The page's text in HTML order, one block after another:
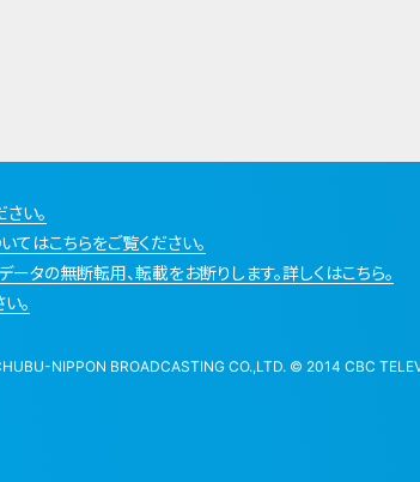
い。
てはこちらをご覧ください。
タの無断転用、転載をお断りします。詳しくはこちら。
。
NIPPON BROADCASTING CO.,LTD. © 2014 CBC